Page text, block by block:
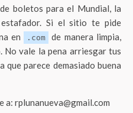
boletos para el Mundial, la
Si el sitio te pide
en
.com
de manera limpia,
No vale la pena arriesgar tus
parece demasiado buena
rplunanueva@gmail.com